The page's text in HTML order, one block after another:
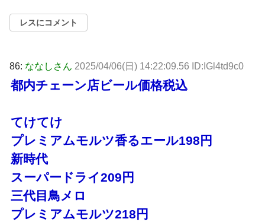
レスにコメント
86: ななしさん 2025/04/06(日) 14:22:09.56 ID:IGl4td9c0
都内チェーン店ビール価格税込
てけてけ
プレミアムモルツ香るエール198円
新時代
スーパードライ209円
三代目鳥メロ
プレミアムモルツ218円